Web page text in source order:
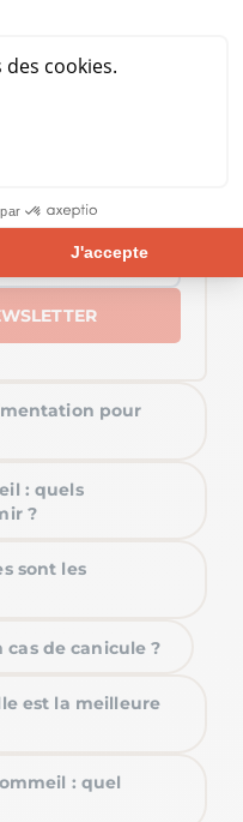
cookies.
J'accepte
: Personnalisez vos
et de gérer vos
pour
: quels
?
sont les
de canicule ?
est la meilleure
: quel